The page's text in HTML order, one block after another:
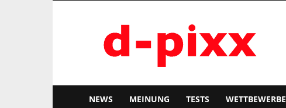
pixx
NEWS MEINUNG TESTS WETTBEWERBE